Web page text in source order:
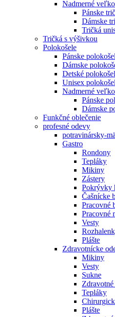
Nadmerné
Pánske
Dámske
Tričká
Tričká s výšivkou
Polokošele
Pánske
Dámske
Detské
Unisex
Nadmerné
Pánske
Dámske
Funkčné oblečenie
profesné odevy
potravinársky-
Gastro
Rondony
Tepláky
Mikiny
Zástery
Pokrývky
Čašnícke
Pracovné
Pracovné
Vesty
Plášte
Zdravotnícke
Mikiny
Vesty
Sukne
Zdravotné
Tepláky
Plášte